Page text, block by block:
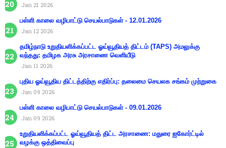
Jan 21 2026
பள்ளி காலை வழிபாட்டு செயல்பாடுகள் - 12.01.2026
Jan 12 2026
தமிழ்நாடு உறுதியளிக்கப்பட்ட ஓய்வூதியத் திட்டம் (TAPS) அமலுக்கு
வந்தது: தமிழக அரசு அரசாணை வெளியீடு
Jan 11 2026
புதிய ஓய்வூதிய திட்டத்திற்கு எதிர்ப்பு: தலைமை செயலக சங்கம் முற்றுகை
Jan 09 2026
பள்ளி காலை வழிபாட்டு செயல்பாடுகள் - 09.01.2026
Jan 09 2026
உறுதியளிக்கப்பட்ட ஓய்வூதியத் திட்ட அரசாணை: மதுரை ஐகோர்ட்டில்
வழக்கு ஒத்திவைப்பு